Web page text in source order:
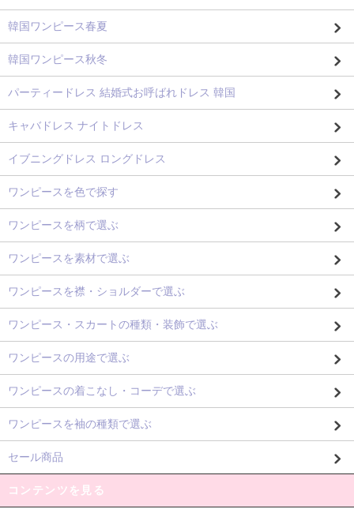
韓国ワンピース春夏
韓国ワンピース秋冬
パーティードレス 結婚式お呼ばれドレス 韓国
キャバドレス ナイトドレス
イブニングドレス ロングドレス
ワンピースを色で探す
ワンピースを柄で選ぶ
ワンピースを素材で選ぶ
ワンピースを襟・ショルダーで選ぶ
ワンピース・スカートの種類・装飾で選ぶ
ワンピースの用途で選ぶ
ワンピースの着こなし・コーデで選ぶ
ワンピースを袖の種類で選ぶ
セール商品
コンテンツを見る